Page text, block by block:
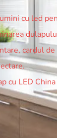
cu led
cardul
cu LED China